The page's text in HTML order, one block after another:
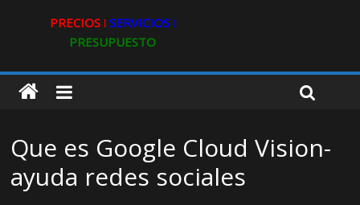
PRECIOS ǀ SERVICIOS ǀ
PRESUPUESTO
Que es Google Cloud Vision-
ayuda redes sociales